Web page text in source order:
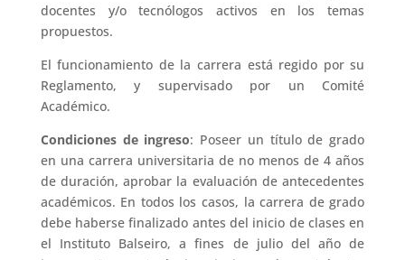
docentes y/o tecnólogos activos en los temas
propuestos.
El funcionamiento de la carrera está regido por su
Reglamento, y supervisado por un Comité
Académico.
Condiciones de ingreso: Poseer un título de grado
en una carrera universitaria de no menos de 4 años
de duración, aprobar la evaluación de antecedentes
académicos. En todos los casos, la carrera de grado
debe haberse finalizado antes del inicio de clases en
el Instituto Balseiro, a fines de julio del año de